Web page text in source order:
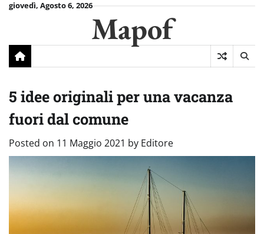
Skipgiovedì, Agosto 6, 2026
Mapof
5 idee originali per una vacanza
fuori dal comune
Posted on 11 Maggio 2021 by Editore